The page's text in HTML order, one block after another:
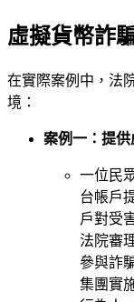
虛擬貨幣詐
在實際案例中，法
境：
案例一：提
一位民
台帳戶
戶對受
法院審
參與詐
集團實